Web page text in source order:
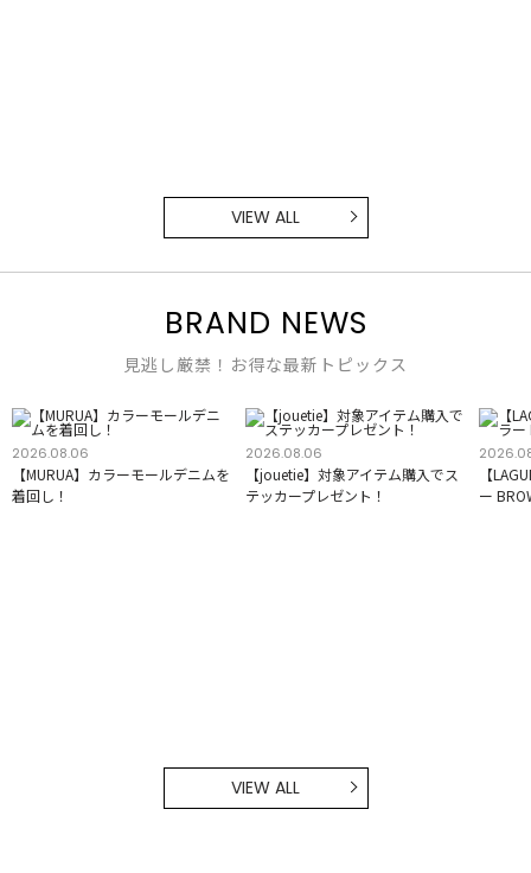
VIEW ALL
BRAND NEWS
見逃し厳禁！お得な最新トピックス
2026.08.06
【MURUA】カラーモールデニムを
着回し！
2026.08.06
【jouetie】対象アイテム購入でス
テッカープレゼント！
【
ー
VIEW ALL